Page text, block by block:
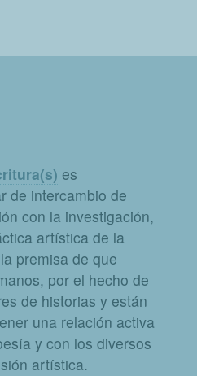
es
de intercambio de
con la investigación,
artística de la
premisa de que
por el hecho de
de historias y están
una relación activa
y con los diversos
artística.